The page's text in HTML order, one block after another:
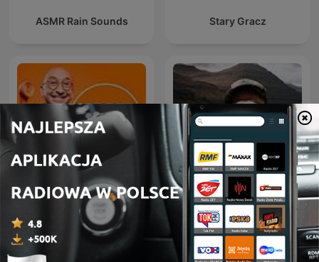
ASMR Rain Sounds Stary Gracz
Nosel wkręca Z Nowickim Po Drodze